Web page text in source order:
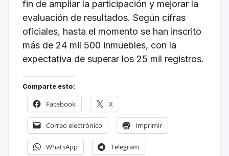
fin de ampliar la participación y mejorar la
evaluación de resultados. Según cifras
oficiales, hasta el momento se han inscrito
más de 24 mil 500 inmuebles, con la
expectativa de superar los 25 mil registros.
Comparte esto:
Facebook X
Correo electrónico Imprimir
WhatsApp Telegram